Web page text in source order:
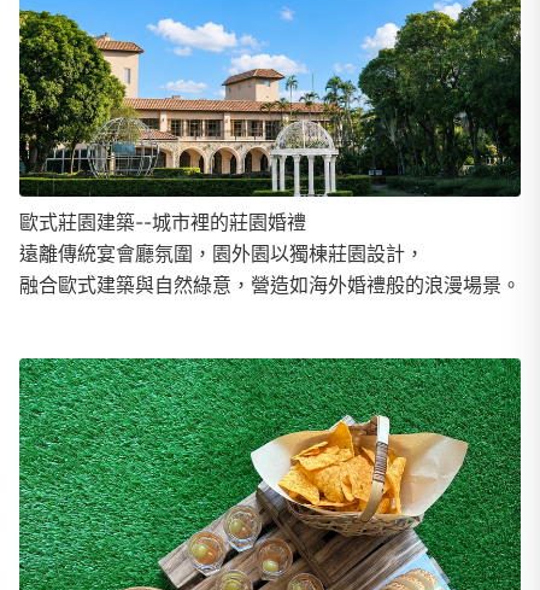
歐式莊園建築--城市裡的莊園婚禮
遠離傳統宴會廳氛圍，園外園以獨棟莊園設計，
融合歐式建築與自然綠意，營造如海外婚禮般的浪漫場景。